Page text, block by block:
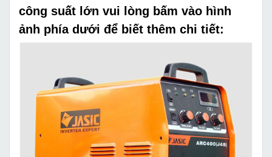
công suất lớn vui lòng bấm vào hình
ảnh phía dưới để biết thêm chi tiết: